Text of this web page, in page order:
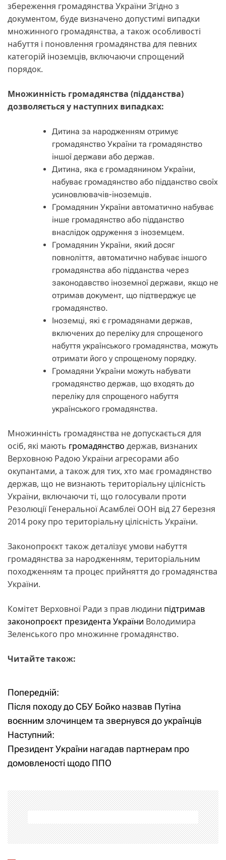
збереження громадянства України Згідно з
документом, буде визначено допустимі випадки
множинного громадянства, а також особливості
набуття і поновлення громадянства для певних
категорій іноземців, включаючи спрощений
порядок.
Множинність громадянства (підданства)
дозволяється у наступних випадках:
Дитина за народженням отримує
громадянство України та громадянство
іншої держави або держав.
Дитина, яка є громадянином України,
набуває громадянство або підданство своїх
усиновлювачів-іноземців.
Громадянин України автоматично набуває
інше громадянство або підданство
внаслідок одруження з іноземцем.
Громадянин України, який досяг
повноліття, автоматично набуває іншого
громадянства або підданства через
законодавство іноземної держави, якщо не
отримав документ, що підтверджує це
громадянство.
Іноземці, які є громадянами держав,
включених до переліку для спрощеного
набуття українського громадянства, можуть
отримати його у спрощеному порядку.
Громадяни України можуть набувати
громадянство держав, що входять до
переліку для спрощеного набуття
українського громадянства.
Множинність громадянства не допускається для
осіб, які мають громадянство держав, визнаних
Верховною Радою України агресорами або
окупантами, а також для тих, хто має громадянство
держав, що не визнають територіальну цілісність
України, включаючи ті, що голосували проти
Резолюції Генеральної Асамблеї ООН від 27 березня
2014 року про територіальну цілісність України.
Законопроєкт також деталізує умови набуття
громадянства за народженням, територіальним
походженням та процес прийняття до громадянства
України.
Комітет Верховної Ради з прав людини підтримав
законопроєкт президента України Володимира
Зеленського про множинне громадянство.
Читайте також:
Н
а
в
і
а
ц
і
Попередній:
Після походу до СБУ Бойко назвав Путіна
воєнним злочинцем та звернувся до українців
Наступний:
Президент України нагадав партнерам про
домовленості щодо ППО